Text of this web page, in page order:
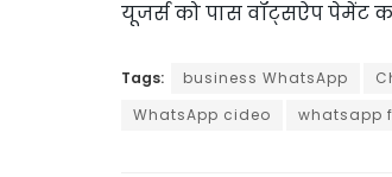
यूजर्स को पास वॉट्सऐप पेमेंट
Tags: business WhatsApp
WhatsApp cideo
whatsapp